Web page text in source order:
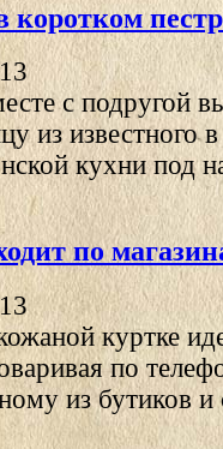
коротком
с подругой
из известного
кухни под
по
куртке
по
из бутиков и